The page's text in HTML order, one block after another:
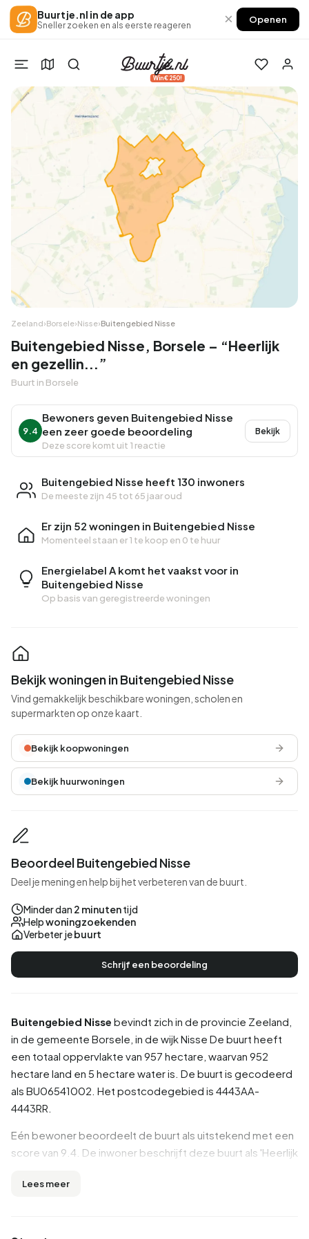
Buurtje.nl in de app
Sneller zoeken en als eerste reageren × Openen
Win €250!
Zeeland›Borsele›Nisse›Buitengebied Nisse
Buitengebied Nisse, Borsele – “Heerlijk
en gezellin...”
Buurt in Borsele
9.4
Bewoners geven Buitengebied Nisse
een zeer goede beoordeling
Deze score komt uit 1 reactie
Bekijk
Buitengebied Nisse heeft 130 inwoners
De meeste zijn 45 tot 65 jaar oud
Er zijn 52 woningen in Buitengebied Nisse
Momenteel staan er1 te koop en 0 te huur
Energielabel A komt het vaakst voor in
Buitengebied Nisse
Op basis van geregistreerde woningen
Buitengebied Nisse bevindt zich in de provincie Zeeland
in de gemeente Borsele , in de wijkNisse De buurt heeft
een totaal oppervlakte van 957 hectare, waarvan 952
hectare land en 5 hectare water is. De buurt is gecodeerd
als BU06541002. Het postcodegebied is 4443AA-
4443RR.
Eén bewoner beoordeelt de buurt als uitstekend met een
score van 9.4. De inwoner beschrijft deze buurt als 'Heerlijk
beoordelingen zijn er nog geen duidelijke trends zichtbaar
Lees meer
Bekijk woningen in Buitengebied Nisse
Vind gemakkelijk beschikbare woningen, scholen en
supermarkten op onze kaart.
Bekijk koopwoningen
Bekijk huurwoningen
Beoordeel Buitengebied Nisse
Deel je mening en help bij het verbeteren van de buurt.
Minder dan 2 minutentijd
Helpwoningzoekenden
Verbeter jebuurt
Schrijf een beoordeling